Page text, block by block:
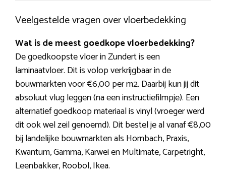
Veelgestelde vragen over vloerbedekking
Wat is de meest goedkope vloerbedekking?
De goedkoopste vloer in Zundert is een
laminaatvloer. Dit is volop verkrijgbaar in de
bouwmarkten voor €6,00 per m2. Daarbij kun jij dit
absoluut vlug leggen (na een instructiefilmpje). Een
alternatief goedkoop materiaal is vinyl (vroeger werd
dit ook wel zeil genoemd). Dit bestel je al vanaf €8,00
bij landelijke bouwmarkten als Hornbach, Praxis,
Kwantum, Gamma, Karwei en Multimate, Carpetright,
Leenbakker, Roobol, Ikea.